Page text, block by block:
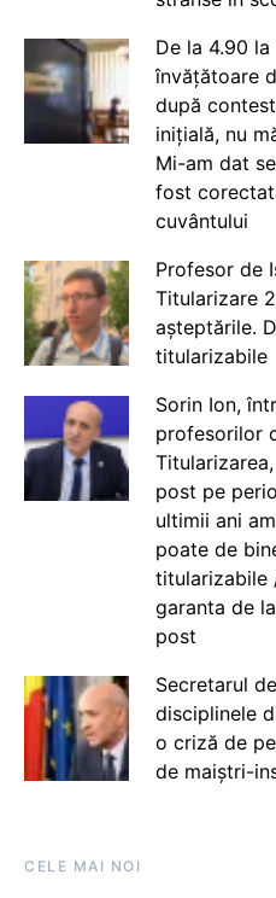
De la 4.90
învățătoare
după
inițială, nu
Mi-am dat
fost
cuvântului
Profesor de
Titularizare
așteptările.
titularizabile
Sorin Ion,
profesorilor
post pe
ultimii ani
poate de
titularizabile
garanta de
post
Secretarul
disciplinele
o criză de
de maiștri-
CELE MAI NOI